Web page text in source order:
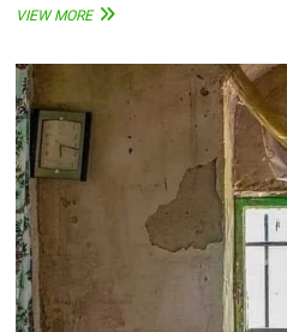
VIEW MOREKAKO
VRATILA
VJERI